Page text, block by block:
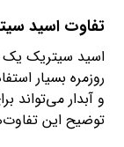
تفاوت اسید
اسید سیتریک یک
روزمره بسیار
و آبدار می‌تواند
توضیح این